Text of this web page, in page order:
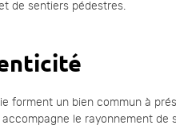
de sentiers pédestres.
forment un bien commun à
le rayonnement de